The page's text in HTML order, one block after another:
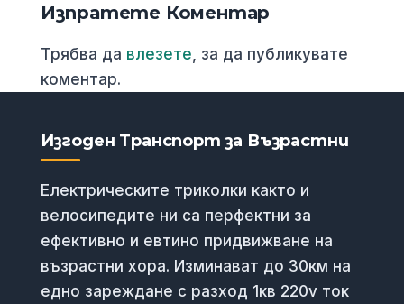
Изпратете Коментар
Трябва да влезете , за да публикувате
коментар.
Изгоден Транспорт за Възрастни
Електрическите триколки както и
велосипедите ни са перфектни за
ефективно и евтино придвижване на
възрастни хора. Изминават до 30км на
едно зареждане с разход 1кв 220v ток